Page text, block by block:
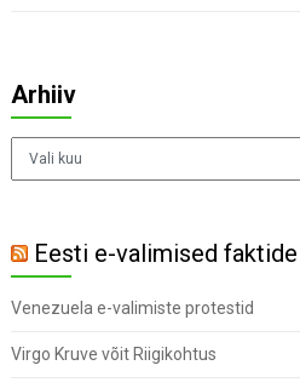
Arhiiv
Arhiiv
Eesti e-valimised
Venezuela e-valimiste protestid
Virgo Kruve võit Riigikohtus